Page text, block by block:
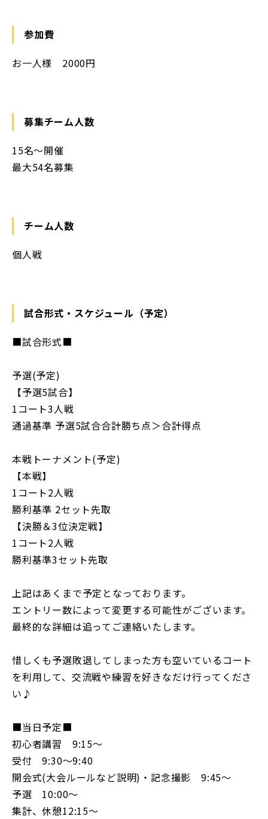
参加費
お一人様 2000円
募集チーム人数
15名〜開催
最大54名募集
チーム人数
個人戦
試合形式・スケジュール（予定）
■試合形式■
予選(予定)
【予選5試合】
1コート3人戦
通過基準 予選5試合合計勝ち点＞合計得点
本戦トーナメント(予定)
【本戦】
1コート2人戦
勝利基準 2セット先取
【決勝＆3位決定戦】
1コート2人戦
勝利基準3セット先取
上記はあくまで予定となっております。
エントリー数によって変更する可能性がございます。
最終的な詳細は追ってご連絡いたします。
惜しくも予選敗退してしまった方も空いているコート
を利用して、交流戦や練習を好きなだけ行ってくださ
い♪
■当日予定■
初心者講習 9:15〜
受付 9:30〜9:40
開会式(大会ルールなど説明)・記念撮影 9:45〜
予選 10:00〜
集計、休憩12:15〜